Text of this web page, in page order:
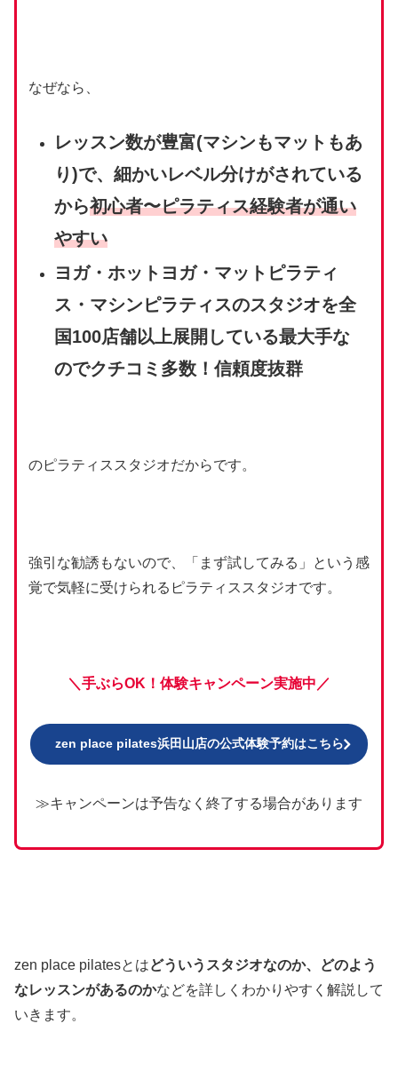
なぜなら、
レッスン数が豊富(マシンもマットもあ
り)で、細かいレベル分けがされている
から初心者〜ピラティス経験者が通い
やすい
ヨガ・ホットヨガ・マットピラティ
ス・マシンピラティスのスタジオを全
国100店舗以上展開している最大手な
のでクチコミ多数！信頼度抜群
のピラティススタジオだからです。
強引な勧誘もないので、「まず試してみる」という感
覚で気軽に受けられるピラティススタジオです。
＼手ぶらOK！体験キャンペーン実施中／
zen place pilates浜田山店の公式体験予約はこちら
≫キャンペーンは予告なく終了する場合があります
zen place pilatesとはどういうスタジオなのか、どのよう
なレッスンがあるのかなどを詳しくわかりやすく解説して
いきます。